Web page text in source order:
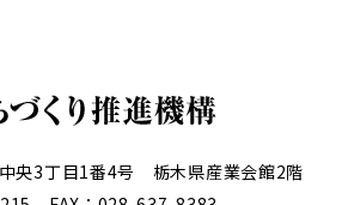
央3丁目1番4号 栃木県産業会館2階